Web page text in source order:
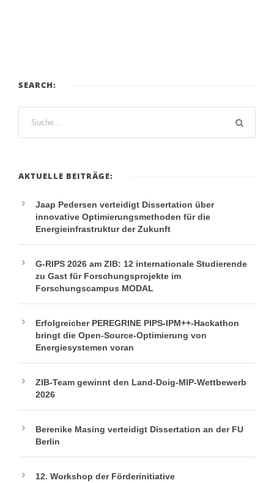
SEARCH:
AKTUELLE BEITRÄGE:
Jaap Pedersen verteidigt Dissertation über
innovative Optimierungsmethoden für die
Energieinfrastruktur der Zukunft
G-RIPS 2026 am ZIB: 12 internationale Studierende
zu Gast für Forschungsprojekte im
Forschungscampus MODAL
Erfolgreicher PEREGRINE PIPS-IPM++-Hackathon
bringt die Open-Source-Optimierung von
Energiesystemen voran
ZIB-Team gewinnt den Land-Doig-MIP-Wettbewerb
2026
Berenike Masing verteidigt Dissertation an der FU
Berlin
12. Workshop der Förderinitiative